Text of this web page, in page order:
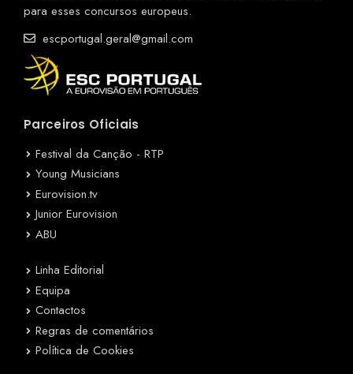
para esses concursos europeus.
escportugal.geral@gmail.com
Parceiros Oficiais
Festival da Canção - RTP
Young Musicians
Eurovision.tv
Junior Eurovision
ABU
Linha Editorial
Equipa
Contactos
Regras de comentários
Política de Cookies